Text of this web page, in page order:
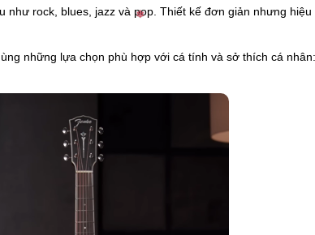
rock, blues, jazz và pop. Thiết kế đơn giản nhưng hiệu
những lựa chọn phù hợp với cá tính và sở thích cá nhân: